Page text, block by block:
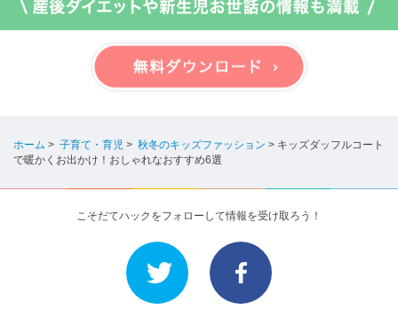
ホーム > 子育て・育児 > 秋冬のキッズファッション > キッズダッフルコート
で暖かくお出かけ！おしゃれなおすすめ6選
こそだてハックをフォローして情報を受け取ろう！